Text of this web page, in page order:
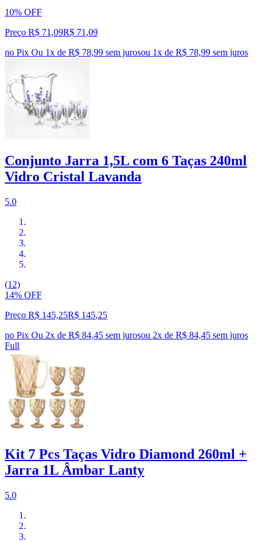
10% OFF
Preço R$ 71,09R$ 71 ,09
no Pix Ou 1x de R$ 78,99 sem jurosou 1x de R$ 78,99 sem juros
Conjunto Jarra 1,5L com 6 Taças 240ml
Vidro Cristal Lavanda
5.0
(12)
14% OFF
Preço R$ 145,25R$ 145,25
no Pix Ou 2x de R$ 84,45 sem jurosou 2x de R$ 84,45 sem juros
Full
Kit 7 Pcs Taças Vidro Diamond 260ml +
Jarra 1L Âmbar Lanty
5.0